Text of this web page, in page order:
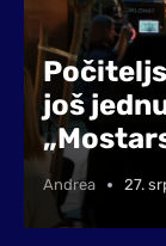
još
Andrea 27.